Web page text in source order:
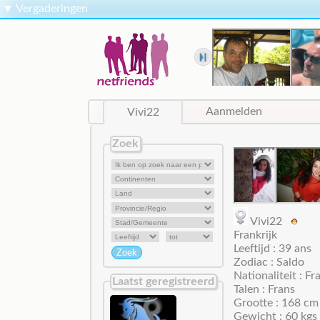
▼ Vergaderingen
Vivi22 Aanmelden
Zoek
Laatst geregistreerd
Vivi22
Frankrijk
Leeftijd : 39 ans
Zodiac : Saldo
Nationaliteit :
Talen : Frans
Grootte : 168 cm
Gewicht : 60 kgs